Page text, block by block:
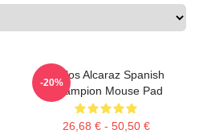
Carlos Alcaraz Spanish
Champion Mouse Pad
26,68 € - 50,50 €
-20%